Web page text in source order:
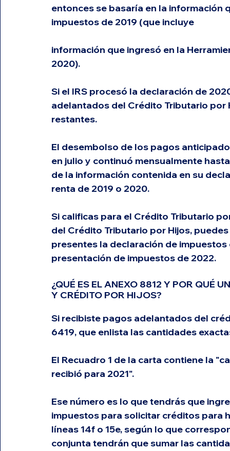
entonces se basaría en la información
impuestos de 2019 (que incluye
información que ingresó en la
2020).
Si el IRS procesó la declaración de
adelantados del Crédito Tributario
restantes.
El desembolso de los pagos
en julio y continuó mensualmente
de la información contenida en su
renta de 2019 o 2020.
Si calificas para el Crédito Tributario
del Crédito Tributario por Hijos,
presentes la declaración de
presentación de impuestos de 2022.
¿QUÉ ES EL ANEXO 8812 Y POR QUÉ
Y CRÉDITO POR HIJOS?
Si recibiste pagos adelantados del
6419, que enlista las cantidades
El Recuadro 1 de la carta contiene la
recibió para 2021".
Ese número es lo que tendrás que
impuestos para solicitar créditos para
líneas 14f o 15e, según lo que
conjunta tendrán que sumar las